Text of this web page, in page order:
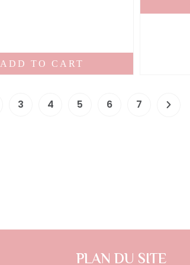
ADD TO CART
3 4 5 6 7
PLAN DU SITE